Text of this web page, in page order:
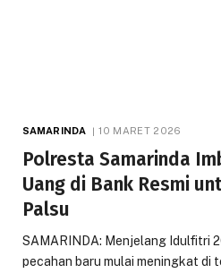
SAMARINDA 10 MARET 2026
Polresta Samarinda
Uang di Bank Resmi
Palsu
SAMARINDA: Menjelang Idulfitri
pecahan baru mulai meningkat di